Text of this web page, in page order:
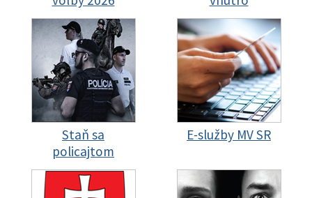
Staň sa
policajtom
E-služby MV SR